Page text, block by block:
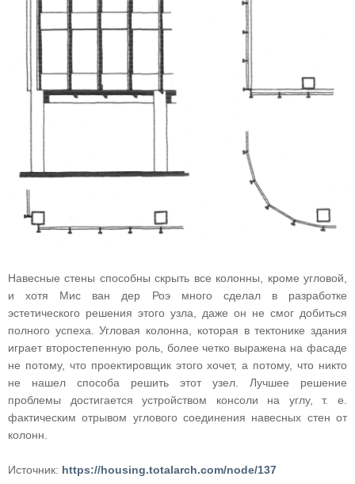
Навесные стены способны скрыть все колонны, кроме угловой,
и хотя Мис ван дер Роэ много сделал в разработке
эстетического решения этого узла, даже он не смог добиться
полного успеха. Угловая колонна, которая в тектонике здания
играет второстепенную роль, более четко выражена на фасаде
не потому, что проектировщик этого хочет, а потому, что никто
не нашел способа решить этот узел. Лучшее решение
проблемы достигается устройством консоли на углу, т. е.
фактическим отрывом углового соединения навесных стен от
колонн.
Источник: https://housing.totalarch.com/node/137